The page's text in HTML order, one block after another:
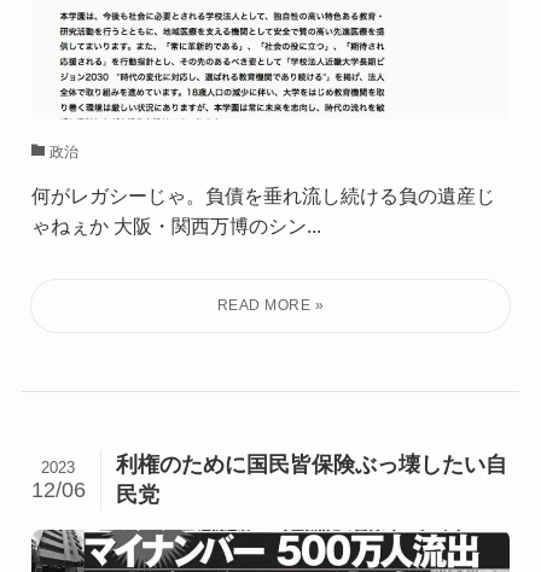
政治
何がレガシーじゃ。負債を垂れ流し続ける負の遺産じ
ゃねぇか 大阪・関西万博のシン...
利権のために国民皆保険ぶっ壊したい自
民党
2023
12/06